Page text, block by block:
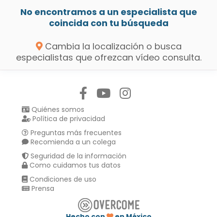
No encontramos a un especialista que
coincida con tu búsqueda
Cambia la localización o busca
especialistas que ofrezcan vídeo consulta.
Quiénes somos
Política de privacidad
Preguntas más frecuentes
Recomienda a un colega
Seguridad de la información
Como cuidamos tus datos
Condiciones de uso
Prensa